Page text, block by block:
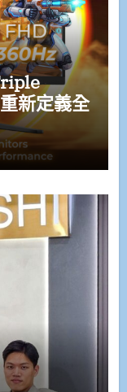
新定義全